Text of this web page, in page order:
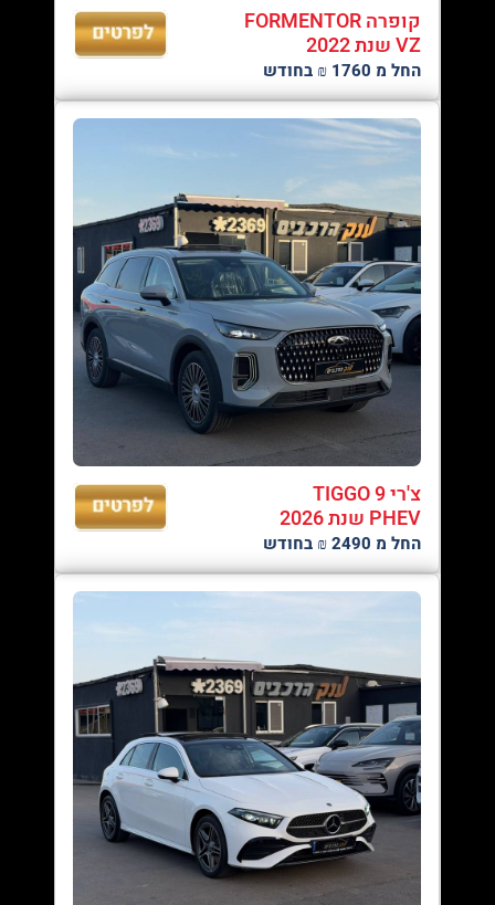
קופרה FORMENTOR
VZ שנת 2022
החל מ 1760 ₪ בחודש
צ'רי TIGGO 9
PHEV שנת 2026
החל מ 2490 ₪ בחודש